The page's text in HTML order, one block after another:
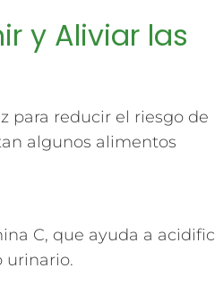
y Aliviar las
para reducir el riesgo de
algunos alimentos
C, que ayuda a
urinario.